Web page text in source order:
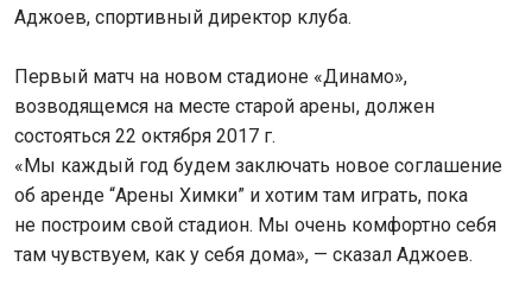
Аджоев, спортивный директор клуба.
Первый матч на новом стадионе «Динамо»,
возводящемся на месте старой арены, должен
состояться 22 октября 2017 г.
«Мы каждый год будем заключать новое соглашение
об аренде “Арены Химки” и хотим там играть, пока
не построим свой стадион. Мы очень комфортно себя
там чувствуем, как у себя дома», — сказал Аджоев.